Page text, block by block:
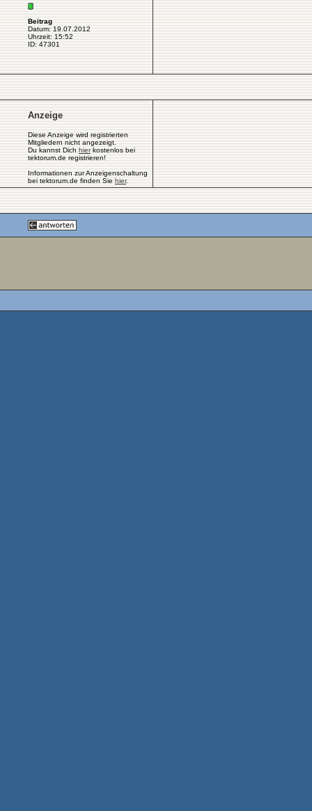
Beitrag
Datum: 19.07.2012
Uhrzeit: 15:52
ID: 47301
Anzeige
Diese Anzeige wird registrierten
Mitgliedern nicht angezeigt.
Du kannst Dich hierkostenlos bei
tektorum.de registrieren!
Informationen zur Anzeigenschaltung
bei tektorum.de finden Sie hier.